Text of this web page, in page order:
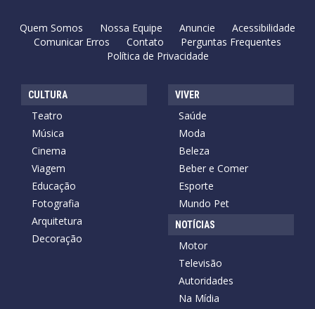
Quem Somos Nossa Equipe Anuncie
Acessibilidade
Comunicar Erros
Contato
Perguntas Frequentes
Política de Privacidade
CULTURA
Teatro
Música
Cinema
Viagem
Educação
Fotografia
Arquitetura
Decoração
VIVER
Saúde
Moda
Beleza
Beber e Comer
Esporte
Mundo Pet
NOTÍCIAS
Motor
Televisão
Autoridades
Na Mídia